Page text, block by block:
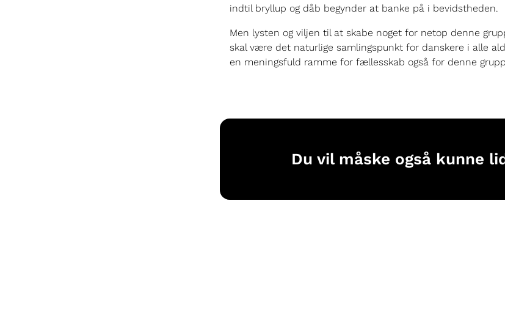
indtil bryllup og dåb begynder at banke på i bevidstheden.
Men lysten og viljen til at skabe noget for netop denne
skal være det naturlige samlingspunkt for danskere i alle
en meningsfuld ramme for fællesskab også for denne
Du vil måske også kunne